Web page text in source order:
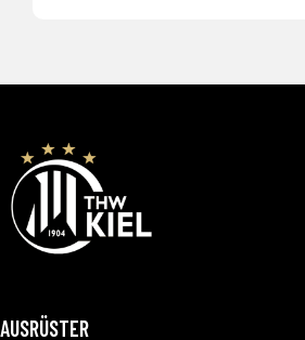
AUSRÜSTER